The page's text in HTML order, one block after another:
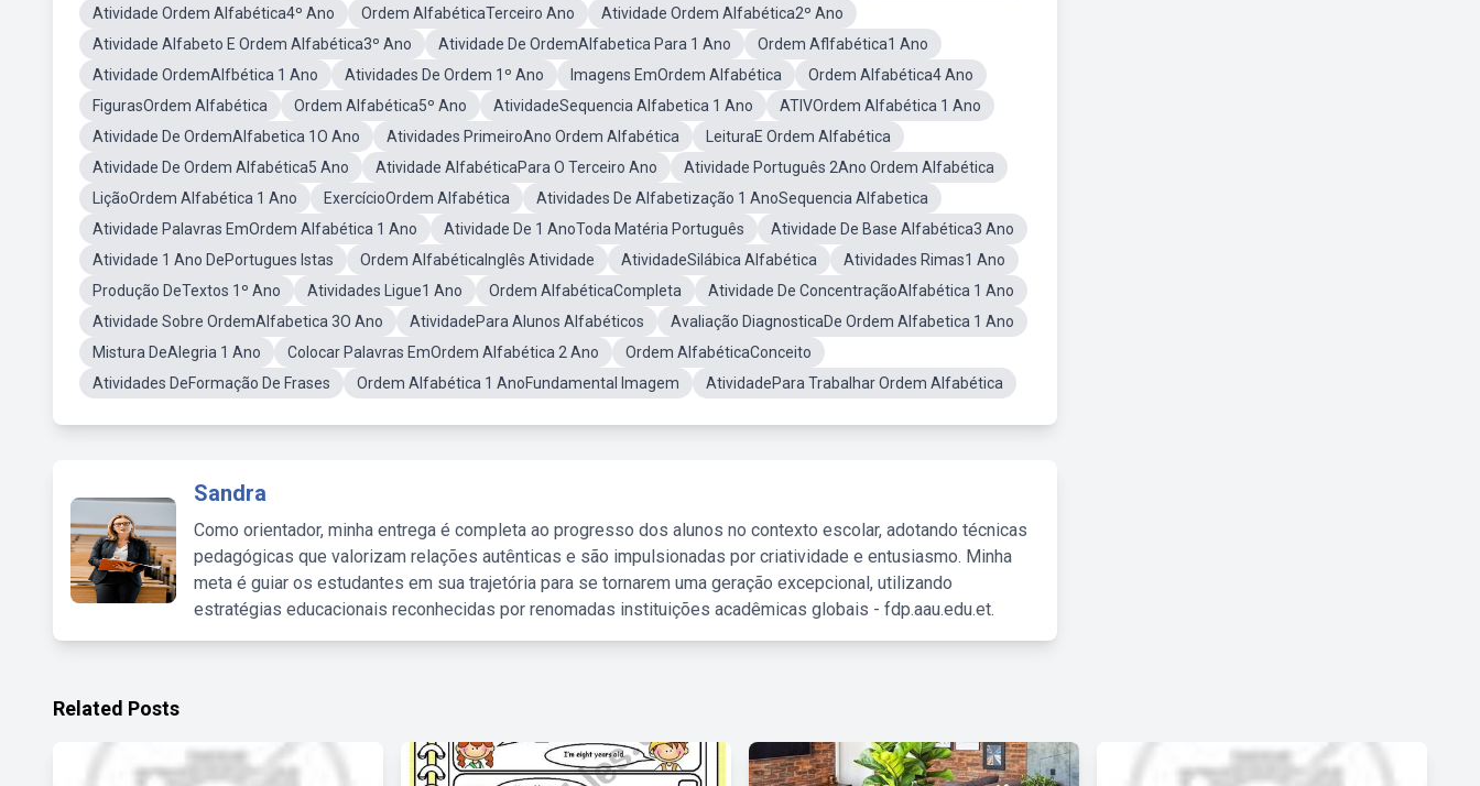
Atividade Ordem Alfabética4º Ano
Ordem AlfabéticaTerceiro Ano
Atividade Ordem Alfabética2º Ano
Atividade Alfabeto E Ordem Alfabética3º Ano
Atividade De OrdemAlfabetica Para 1 Ano
Ordem Aflfabética1 Ano
Atividade OrdemAlfbética 1 Ano
Atividades De Ordem 1º Ano Imagens EmOrdem Alfabética
Ordem Alfabética4 Ano
FigurasOrdem Alfabética
Ordem Alfabética5º Ano AtividadeSequencia Alfabetica 1 Ano
ATIVOrdem Alfabética 1 Ano
Atividade De OrdemAlfabetica 1O Ano
Atividades PrimeiroAno Ordem Alfabética
LeituraE Ordem Alfabética
Atividade De Ordem Alfabética5 Ano
Atividade AlfabéticaPara O Terceiro Ano
Atividade Português 2Ano Ordem Alfabética
LiçãoOrdem Alfabética 1 Ano
ExercícioOrdem Alfabética
Atividades De Alfabetização 1 AnoSequencia Alfabetica
Atividade Palavras EmOrdem Alfabética 1 Ano
Atividade De 1 AnoToda Matéria Português
Atividade De Base Alfabética3 Ano
Atividade 1 Ano DePortugues Istas
Ordem AlfabéticaInglês Atividade AtividadeSilábica Alfabética
Atividades Rimas1 Ano
Produção DeTextos 1º Ano
Atividades Ligue1 Ano Ordem AlfabéticaCompleta
Atividade De ConcentraçãoAlfabética 1 Ano
Atividade Sobre OrdemAlfabetica 3O Ano
AtividadePara Alunos Alfabéticos
Avaliação DiagnosticaDe Ordem Alfabetica 1 Ano
Mistura DeAlegria 1 Ano
Colocar Palavras EmOrdem Alfabética 2 Ano
Ordem AlfabéticaConceito
Atividades DeFormação De Frases
Ordem Alfabética 1 AnoFundamental Imagem AtividadePara Trabalhar Ordem Alfabética
Sandra
Como orientador, minha entrega é completa ao progresso dos alunos no contexto escolar, adotando técnicas
pedagógicas que valorizam relações autênticas e são impulsionadas por criatividade e entusiasmo. Minha
meta é guiar os estudantes em sua trajetória para se tornarem uma geração excepcional, utilizando
estratégias educacionais reconhecidas por renomadas instituições acadêmicas globais - fdp.aau.edu.et.
Related Posts